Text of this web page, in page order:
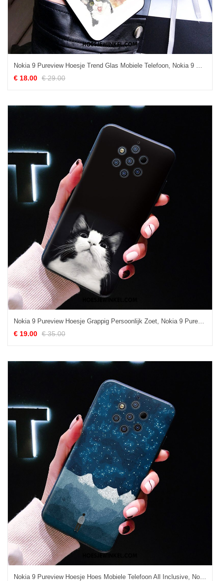
Nokia 9 Pureview Hoesje Trend Glas Mobiele Telefoon, Nokia 9 Pureview Hoesje Eenvoudige Scheppend
€ 18.00 € 29.00
Nokia 9 Pureview Hoesje Grappig Persoonlijk Zoet, Nokia 9 Pureview Hoesje Mobiele Telefoon Zwart
€ 19.00 € 35.00
Nokia 9 Pureview Hoesje Hoes Mobiele Telefoon All Inclusive, Nokia 9 Pureview Hoesje Bescherming Persoonlijk